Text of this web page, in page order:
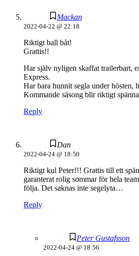
Mackan
2022-04-22 @ 22:18
Riktigt ball båt!
Grattis!!
Har själv nyligen skaffat trailerbart,
Express.
Har bara hunnit segla under hösten,
Kommande säsong blir riktigt
Reply
Dan
2022-04-24 @ 18:50
Riktigt kul Peter!!! Grattis till ett
garanterat rolig sommar för hela
följa. Det saknas inte segelyta…
Reply
Peter Gustafsson
2022-04-24 @ 18:56